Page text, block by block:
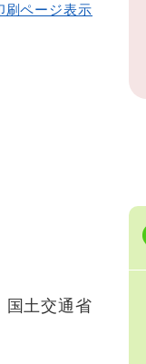
刷ページ表示
土交通省